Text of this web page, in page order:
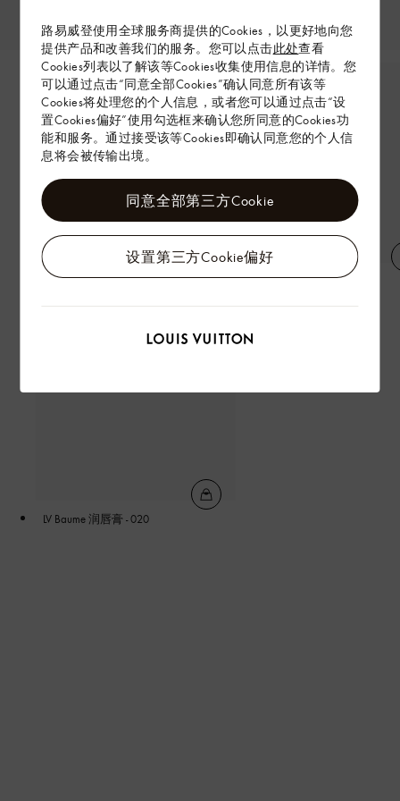
路易威登使用全球服务商提供的Cookies，以更好地向您
提供产品和改善我们的服务。您可以点击此处查看
Cookies列表以了解该等Cookies收集使用信息的详情。您
可以通过点击“同意全部Cookies”确认同意所有该等
Cookies将处理您的个人信息，或者您可以通过点击“设
置Cookies偏好”使用勾选框来确认您所同意的Cookies功
能和服务。通过接受该等Cookies即确认同意您的个人信
息将会被传输出境。
设置第三方Cookie偏好
同意全部第三方Cookie
NANO SPEEDY 手袋 LV Ombres - 眼影盘 - 250
LV Baume 润唇膏 - 020